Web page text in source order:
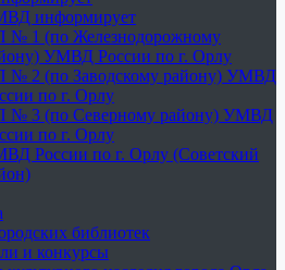
информирует
№ 1 (по Железнодорожному
УМВД России по г. Орлу
№ 2 (по Заводскому району) УМВД
по г. Орлу
№ 3 (по Северному району) УМВД
по г. Орлу
России по г. Орлу (Советский
библиотек
и конкурсы